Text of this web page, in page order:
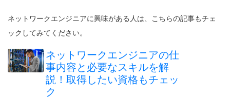
ネットワークエンジニアに興味がある人は、こちらの記事もチェ
ックしてみてください。
ネットワークエンジニアの仕
事内容と必要なスキルを解
説！取得したい資格もチェッ
ク